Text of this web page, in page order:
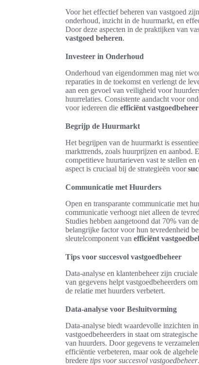
Voor het effectief beheren van vastgoed
onderhoud, inzicht in de huurmarkt, en
Door deze aspecten in de praktijken van
vastgoed beheren.
Investeer in Onderhoud
Onderhoud van eigendommen mag niet
reparaties in de toekomst en verlengt de
aan een gevoel van veiligheid voor
huurrelaties. Consistente aandacht voor
voor iedereen die efficiënt vastgoedbeheer
Begrijp de Huurmarkt
Het begrijpen van de huurmarkt is
markttrends, zoals huurprijzen en aanbod.
competitieve huurtarieven vast te stellen
aspect is cruciaal bij de strategieën voor
Communicatie met Huurders
Open en transparante communicatie met
communicatie verhoogt niet alleen de
Studies hebben aangetoond dat 70% van
belangrijke factor voor hun tevredenheid
sleutelcomponent van efficiënt
Tips voor succesvol vastgoedbeheer
Data-analyse en klantenbeheer zijn
van gegevens helpt vastgoedbeheerders
de relatie met huurders verbetert.
Data-analyse voor Besluitvorming
Data-analyse biedt waardevolle inzichten
vastgoedbeheerders in staat om
van huurders. Door gegevens te
efficiëntie verbeteren, maar ook de
bredere tips voor succesvol vastgoedbeheer.